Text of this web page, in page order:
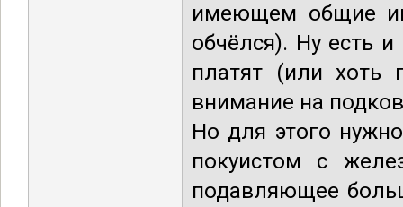
имеющем общие
обчёлся). Ну есть
платят (или хоть
внимание на
Но для этого
покуистом с
подавляющее